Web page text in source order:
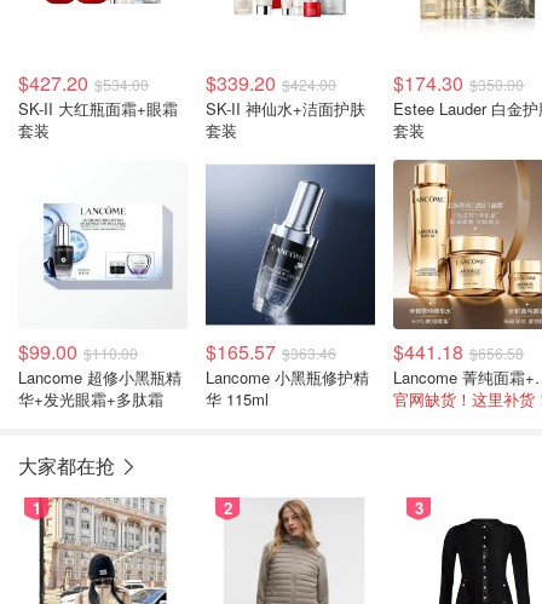
$427.20 $534.00
SK-II 大红瓶面霜+眼霜
套装
$339.20 $424.00
SK-II 神仙水+洁面护肤
套装
$174.30 $350.00
Estee Lauder 白金
套装
$99.00 $110.00
Lancome 超修小黑瓶精
华+发光眼霜+多肽霜
$165.57 $363.46
Lancome 小黑瓶修护精
华 115ml
$441.18 $656.58
官网缺货！这里补货
大家都在抢
1 2 3